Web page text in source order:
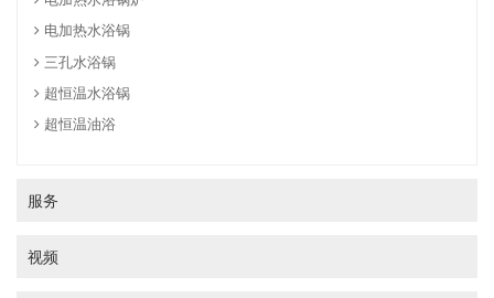
电加热水浴锅
三孔水浴锅
超恒温水浴锅
超恒温油浴
服务
视频